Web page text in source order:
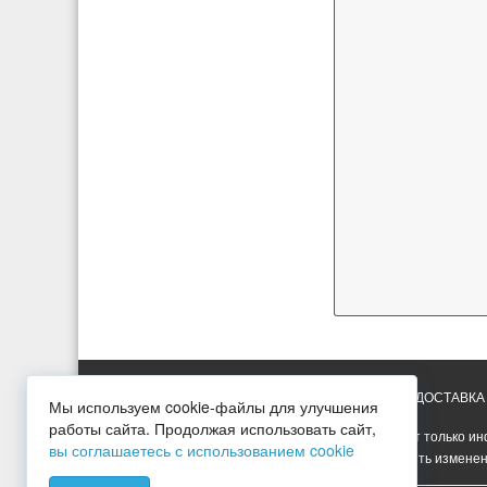
Вся представленная на сайте информация носит только
Опубликованная на сайте информация может быть
Мы используем cookie-файлы для улучшения
работы сайта. Продолжая использовать сайт,
вы соглашаетесь с использованием cookie